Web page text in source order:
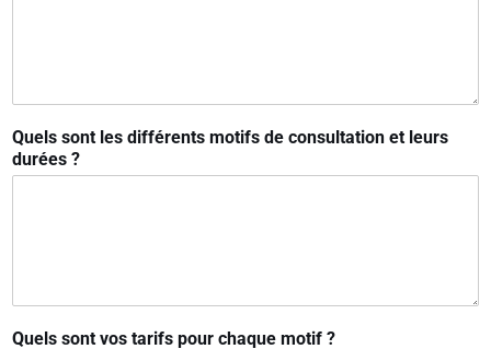
Quels sont les différents motifs de consultation et leurs
durées ?
Quels sont vos tarifs pour chaque motif ?